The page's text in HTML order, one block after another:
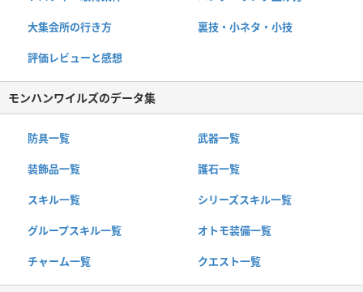
大集会所の行き方 裏技・小ネタ・小技
評価レビューと感想
モンハンワイルズのデータ集
防具一覧 武器一覧
装飾品一覧 護石一覧
スキル一覧 シリーズスキル一覧
グループスキル一覧 オトモ装備一覧
チャーム一覧 クエスト一覧